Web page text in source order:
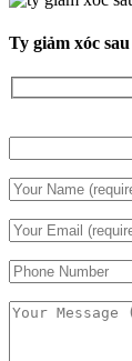
Ty giảm xóc